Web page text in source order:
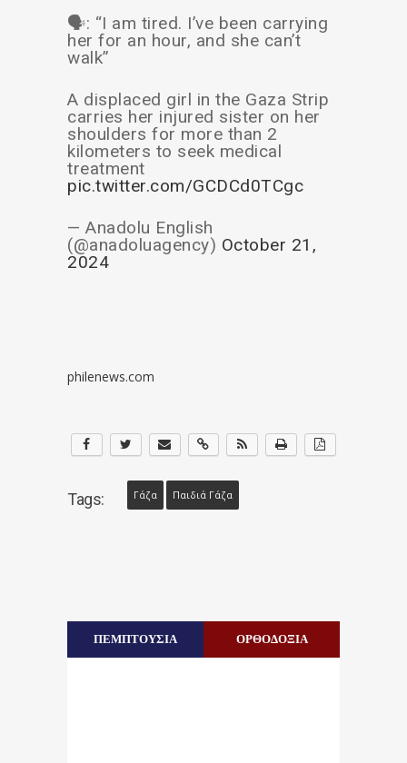
🗣️: “I am tired. I’ve been carrying
her for an hour, and she can’t
walk”
A displaced girl in the Gaza Strip
carries her injured sister on her
shoulders for more than 2
kilometers to seek medical
treatment
pic.twitter.com/GCDCd0TCgc
— Anadolu English
(@anadoluagency) October 21,
2024
philenews.com
Tags: Γάζα Παιδιά Γάζα
ΠΕΜΠΤΟΥΣΙΑ ΟΡΘΟΔΟΞΙΑ